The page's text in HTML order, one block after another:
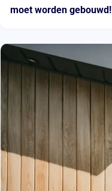
moet worden gebouwd!